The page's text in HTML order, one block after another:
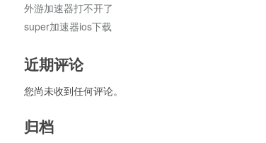
外游加速器打不开了
super加速器ios下载
近期评论
您尚未收到任何评论。
归档